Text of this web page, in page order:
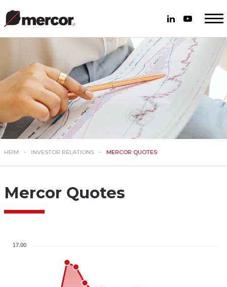
HEIM INVESTOR RELATIONS MERCOR QUOTES
Mercor Quotes
17.00